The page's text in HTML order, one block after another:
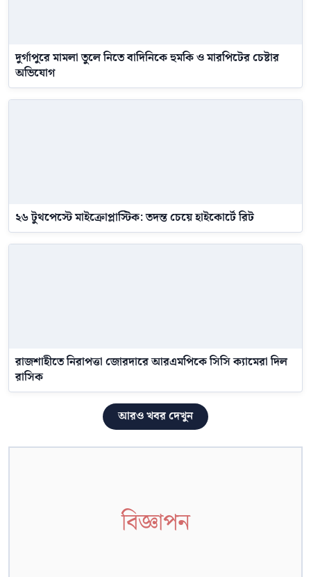
দুর্গাপুরে মামলা তুলে নিতে বাদিনিকে হুমকি ও মারপিটের চেষ্টার
অভিযোগ
২৬ টুথপেস্টে মাইক্রোপ্লাস্টিক: তদন্ত চেয়ে হাইকোর্টে রিট
রাজশাহীতে নিরাপত্তা জোরদারে আরএমপিকে সিসি ক্যামেরা দিল
রাসিক
আরও খবর দেখুন
বিজ্ঞাপন